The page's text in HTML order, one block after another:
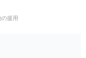
お勧めいたします。
の援用